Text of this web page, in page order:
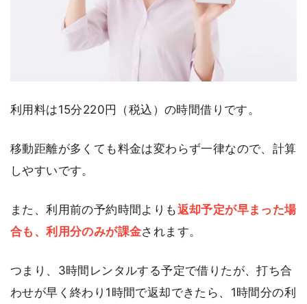
利用料は15分220円（税込）の時間借りです。
移動距離が多くても料金は変わらず一律なので、計算
しやすいです。
また、利用前の予約時間よりも返却予定が早まった場
合も、利用分のみが課金されます。
つまり、3時間レンタルする予定で借りたが、打ち合
わせが早く終わり1時間で返却できたら、1時間分の利